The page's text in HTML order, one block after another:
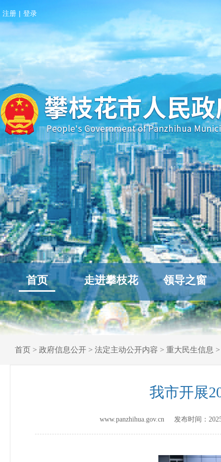
注册 | 登录
首页 走进攀枝花 领导之窗
首页 > 政府信息公开 > 法定主动公开内容 > 重大民生信息
我市开展
www.panzhihua.gov.cn 发布时间：